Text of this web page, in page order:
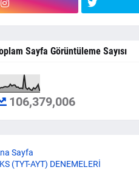
Sayfa Görüntüleme Sayısı
106,379,006
Sayfa
(TYT-AYT) DENEMELERİ